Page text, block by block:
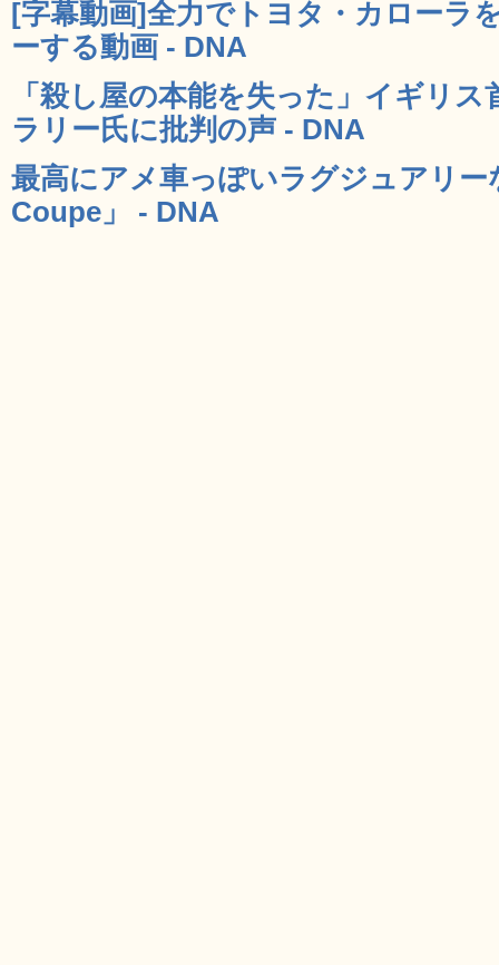
[字幕動画]全力でトヨタ・カローラ
ーする動画 - DNA
「殺し屋の本能を失った」イギリ
ラリー氏に批判の声 - DNA
最高にアメ車っぽいラグジュアリ
Coupe」 - DNA